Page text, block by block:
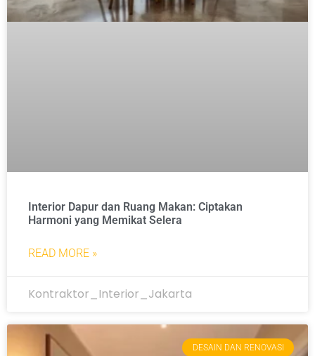
Interior Dapur dan Ruang Makan: Ciptakan
Harmoni yang Memikat Selera
READ MORE »
Kontraktor_Interior_Jakarta
DESAIN DAN RENOVASI